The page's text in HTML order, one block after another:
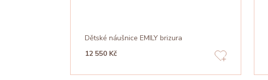
Dětské náušnice EMILY brizura
12 550 Kč